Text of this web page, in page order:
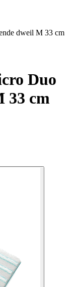
dweil M 33 cm
Duo
33 cm